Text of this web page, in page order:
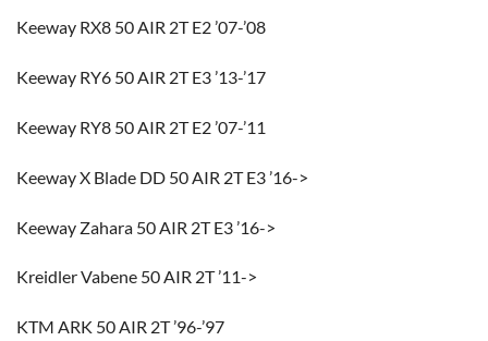
Keeway RX8 50 AIR 2T E2 ’07-’08
Keeway RY6 50 AIR 2T E3 ’13-’17
Keeway RY8 50 AIR 2T E2 ’07-’11
Keeway X Blade DD 50 AIR 2T E3 ’16->
Keeway Zahara 50 AIR 2T E3 ’16->
Kreidler Vabene 50 AIR 2T ’11->
KTM ARK 50 AIR 2T ’96-’97